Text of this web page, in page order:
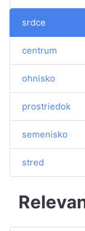
srdce
centrum
ohnisko
prostriedok
semenisko
stred